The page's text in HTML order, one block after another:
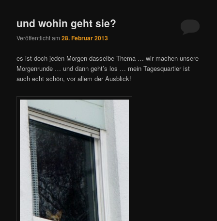
und wohin geht sie?
Veröffentlicht am28. Februar 2013
es ist doch jeden Morgen dasselbe Thema … wir machen unsere
Morgenrunde … und dann geht’s los … mein Tagesquartier ist
auch echt schön, vor allem der Ausblick!